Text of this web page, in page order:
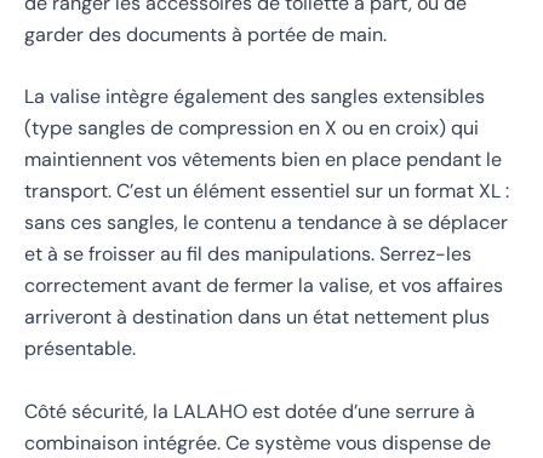
garder des documents à portée de main.
La valise intègre également des sangles extensibles
(type sangles de compression en X ou en croix) qui
maintiennent vos vêtements bien en place pendant le
transport. C’est un élément essentiel sur un format XL :
sans ces sangles, le contenu a tendance à se déplacer
et à se froisser au fil des manipulations. Serrez-les
correctement avant de fermer la valise, et vos affaires
arriveront à destination dans un état nettement plus
présentable.
Côté sécurité, la LALAHO est dotée d’une serrure à
combinaison intégrée. Ce système vous dispense de